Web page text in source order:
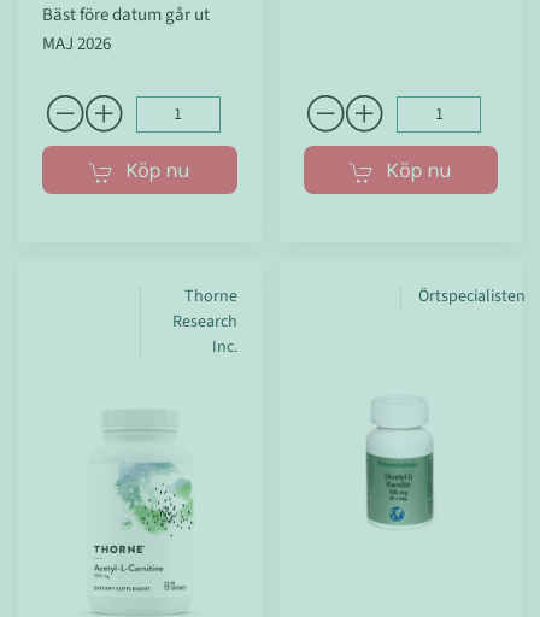
Bäst före datum går ut
MAJ 2026
Köp nu Köp nu
Thorne
Research
Inc.
Örtspecialisten